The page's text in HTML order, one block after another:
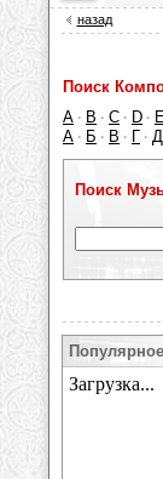
назад
Поиск
A · B · C · D ·
А · Б · В · Г · Д
Поиск